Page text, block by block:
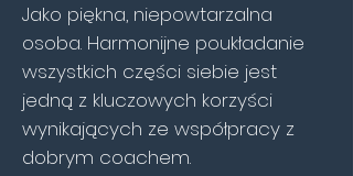
Jako piękna, niepowtarzalna
osoba. Harmonijne poukładanie
wszystkich części siebie jest
jedną z kluczowych korzyści
wynikających ze współpracy z
dobrym coachem.